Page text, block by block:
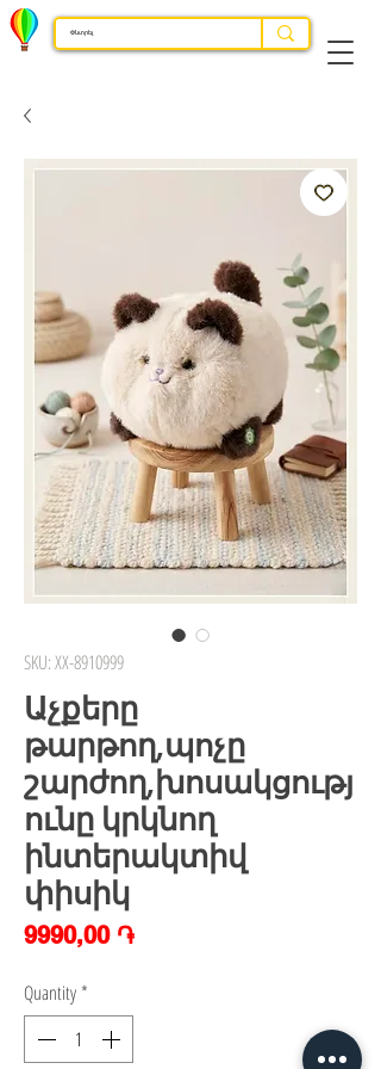
SKU: XX-8910999
Աչքերը
թարթող,պոչը
շարժող,խոսակցությ
ունը կրկնող
ինտերակտիվ
փիսիկ
9990,00 ֏Price
Quantity *